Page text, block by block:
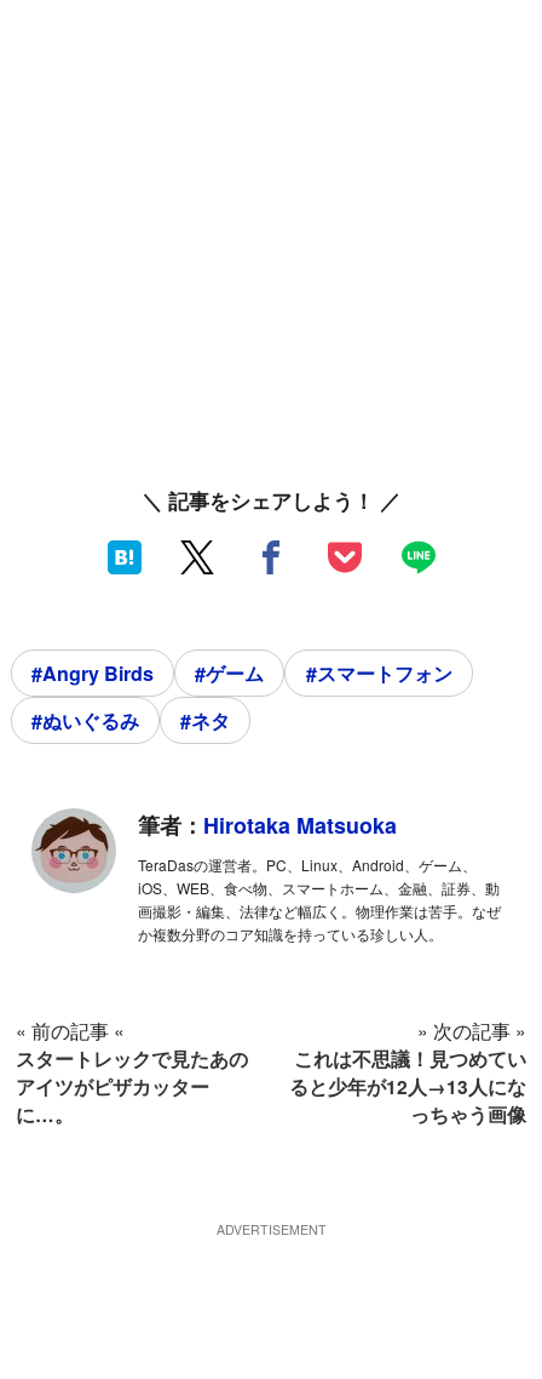
＼ 記事をシェアしよう！ ／
#Angry Birds #ゲーム
#スマートフォン
#ぬいぐるみ
#ネタ
筆者： Hirotaka Matsuoka
TeraDasの運営者。PC、Linux、Android、ゲーム、
iOS、WEB、食べ物、スマートホーム、金融、証券、動
画撮影・編集、法律など幅広く。物理作業は苦手。なぜ
か複数分野のコア知識を持っている珍しい人。
« 前の記事 «
スタートレックで見たあの
アイツがピザカッター
に…。
» 次の記事 »
これは不思議！見つめてい
ると少年が12人→13人にな
っちゃう画像